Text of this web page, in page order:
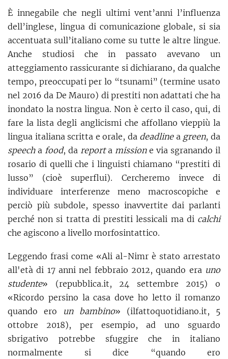
È innegabile che negli ultimi vent’anni l’influenza
dell’inglese, lingua di comunicazione globale, si sia
accentuata sull’italiano come su tutte le altre lingue.
Anche studiosi che in passato avevano un
atteggiamento rassicurante si dichiarano, da qualche
tempo, preoccupati per lo “tsunami” (termine usato
nel 2016 da De Mauro) di prestiti non adattati che ha
inondato la nostra lingua. Non è certo il caso, qui, di
fare la lista degli anglicismi che affollano vieppiù la
lingua italiana scritta e orale, da deadlinea green, da
speecha food, da reporta missione via sgranando il
rosario di quelli che i linguisti chiamano “prestiti di
lusso” (cioè superflui). Cercheremo invece di
individuare interferenze meno macroscopiche e
perciò più subdole, spesso inavvertite dai parlanti
perché non si tratta di prestiti lessicali ma di calchi
che agiscono a livello morfosintattico.
Leggendo frasi come «Ali al-Nimr è stato arrestato
all'età di 17 anni nel febbraio 2012, quando era uno
studente» (repubblica.it, 24 settembre 2015) o
«Ricordo persino la casa dove ho letto il romanzo
quando ero un bambino» (ilfattoquotidiano.it, 5
ottobre 2018), per esempio, ad uno sguardo
sbrigativo potrebbe sfuggire che in italiano
normalmente si dice “quando ero